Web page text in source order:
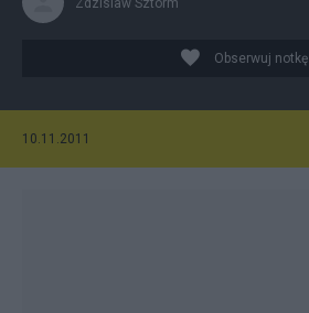
Zdzislaw Sztorm
Obserwuj notkę
10.11.2011